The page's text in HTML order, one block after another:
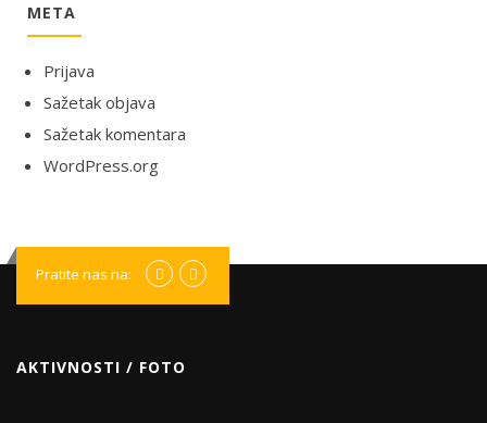
META
Prijava
Sažetak objava
Sažetak komentara
WordPress.org
Pratite nas na:
AKTIVNOSTI / FOTO